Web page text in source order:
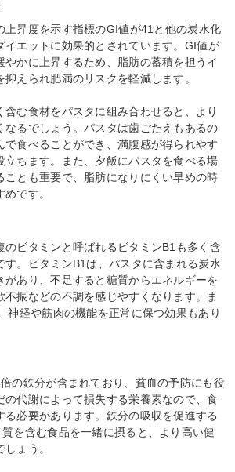
上昇度を示す指標のGI値が41と他の炭水化
イエットに効果的とされています。GI値が
やかに上昇するため、脂肪の蓄積を担うイ
えられ肥満のリスクを軽減します。
含む食材をパスタに組み合わせると、より
なるでしょう。パスタは歯ごたえもあるの
で食べることができ、満腹感が得られやす
立ちます。また、夕飯にパスタを食べる場
ことも重要で、脂肪になりにくい早めの時
です。
のビタミンと呼ばれるビタミンB1も多く含
す。ビタミンB1は、パスタに含まれる炭水
があり、不足すると糖質からエネルギーを
不振などの不調を感じやすくなります。ま
神経や筋肉の機能を正常に保つ効果もあり
の鉄分が含まれており、貧血の予防にも役
の代謝によって損失する栄養素なので、食
る必要があります。鉄分の吸収を促進する
を含む食品を一緒に摂ると、より高い健
ょう。